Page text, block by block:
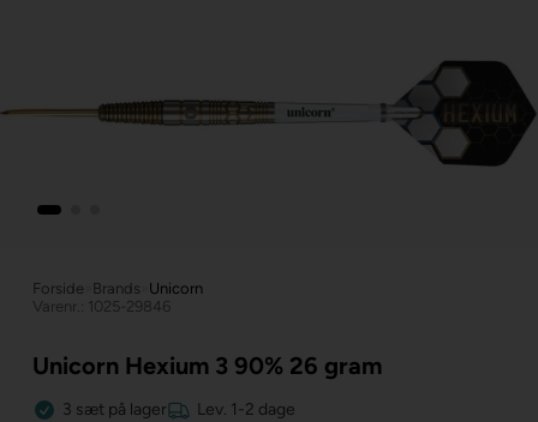
Forside Brands Unicorn
Varenr.: 1025-29846
Unicorn Hexium 3 90% 26 gram
3 sæt på lager
Lev. 1-2 dage